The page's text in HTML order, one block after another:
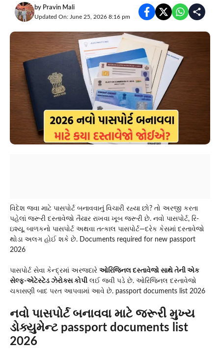
by Pravin Mali
Updated On: June 25, 2026 8:16 pm
વિદેશ જવા માટે પાસપોર્ટ બનાવવાનું વિચારી રહ્યા છો? તો અરજી કરતા
પહેલાં જરૂરી દસ્તાવેજો તૈયાર રાખવા ખૂબ જરૂરી છે. નવો પાસપોર્ટ, રિ-
ઇશ્યૂ, બાળકનો પાસપોર્ટ અથવા તત્કાલ પાસપોર્ટ—દરેક કેસમાં દસ્તાવેજો
થોડા અલગ હોઈ શકે છે. Documents required for new passport
2026
પાસપોર્ટ સેવા કેન્દ્રમાં અરજદારે ઓરિજિનલ દસ્તાવેજો સાથે તેની એક
સેલ્ફ-એટેસ્ટેડ ઝેરોક્સ કોપી લઈ જવી પડે છે. ઓરિજિનલ દસ્તાવેજો
ચકાસણી બાદ પરત આપવામાં આવે છે. passport documents list 2026
નવો પાસપોર્ટ બનાવવા માટે જરૂરી મુખ્ય
ડોક્યુમેન્ટ passport documents list
2026